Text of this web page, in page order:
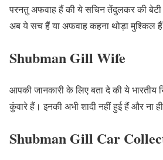
परनतु अफवाह हैं की ये सचिन तेंदुलकर की बेटी
अब ये सच हैं या अफवाह कहना थोड़ा मुश्किल
Shubman Gill Wife
आपकी जानकारी के लिए बता दे की ये भारतीय
कुंवारे हैं। इनकी अभी शादी नहीं हुई हैं और ना
Shubman Gill Car